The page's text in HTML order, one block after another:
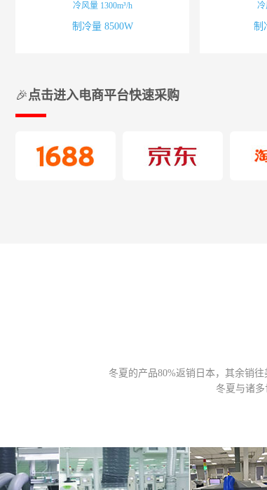
冷风量 1300m³/h
制冷量 8500W
冷
制
🎉点击进入电商平台快速采购
冬夏的产品80%返销日本，其余销
冬夏与诸